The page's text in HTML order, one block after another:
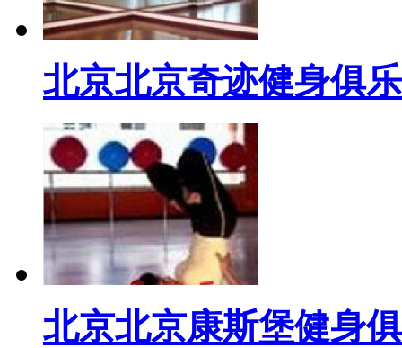
北京北京奇迹健身俱
北京北京康斯堡健身